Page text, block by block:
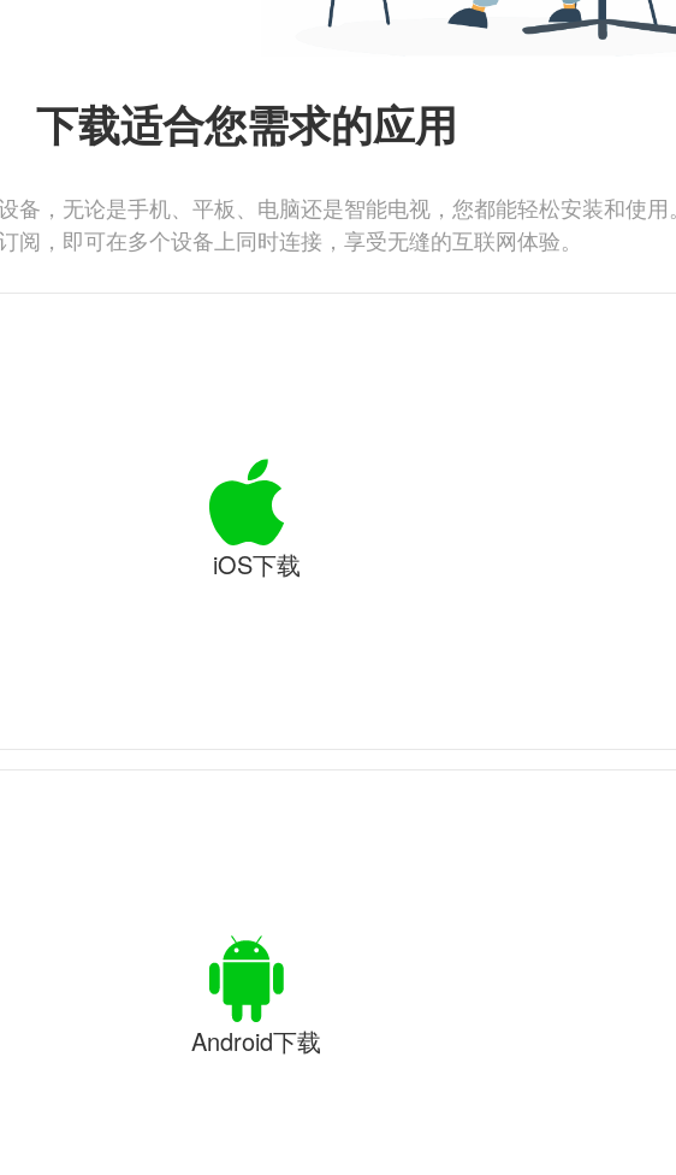
下载适合您需求的应用
备，无论是手机、平板、电脑还是智能电视，您都能轻松安装和使用。
阅，即可在多个设备上同时连接，享受无缝的互联网体验。
iOS下载
Android下载